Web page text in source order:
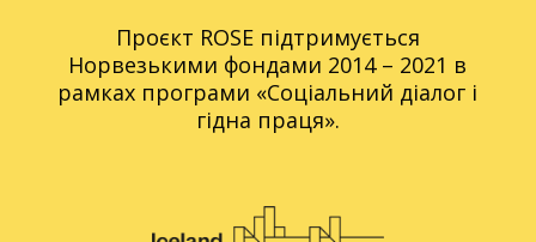
Проєкт ROSE підтримується
Норвезькими фондами 2014 – 2021 в
рамках програми «Соціальний діалог і
гідна праця».